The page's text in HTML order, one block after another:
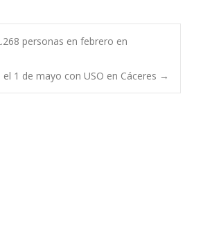
personas en febrero en
el 1 de mayo con USO en Cáceres →